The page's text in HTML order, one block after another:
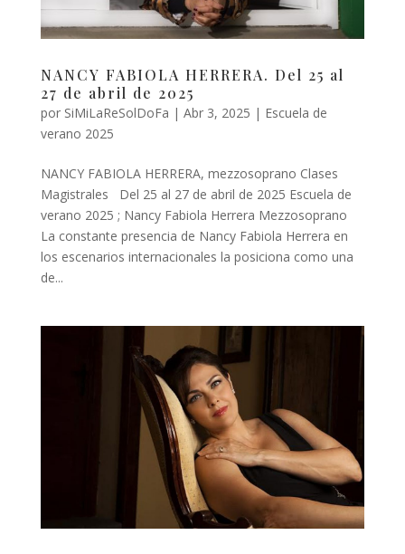
NANCY FABIOLA HERRERA. Del 25 al
27 de abril de 2025
por SiMiLaReSolDoFa | Abr 3, 2025 | Escuela de
verano 2025
NANCY FABIOLA HERRERA, mezzosoprano Clases
Magistrales Del 25 al 27 de abril de 2025 Escuela de
verano 2025 ; Nancy Fabiola Herrera Mezzosoprano
La constante presencia de Nancy Fabiola Herrera en
los escenarios internacionales la posiciona como una
de...